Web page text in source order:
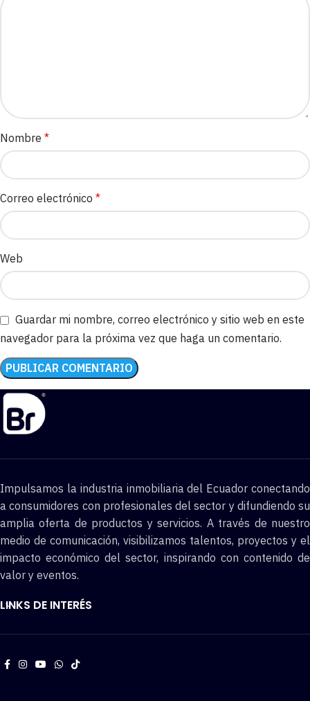
Nombre *
Correo electrónico *
Web
Guardar mi nombre, correo electrónico y sitio web en este
navegador para la próxima vez que haga un comentario.
Impulsamos la industria inmobiliaria del Ecuador conectando
a consumidores con profesionales del sector y difundiendo su
amplia oferta de productos y servicios. A través de nuestro
medio de comunicación, visibilizamos talentos, proyectos y el
impacto económico del sector, inspirando con contenido de
valor y eventos.
LINKS DE INTERÉS